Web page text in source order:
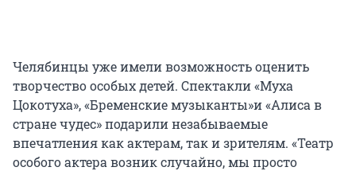
Челябинцы уже имели возможность оценить
творчество особых детей. Спектакли «Муха
Цокотуха», «Бременские музыканты»и «Алиса в
стране чудес» подарили незабываемые
впечатления как актерам, так и зрителям. «Театр
особого актера возник случайно, мы просто